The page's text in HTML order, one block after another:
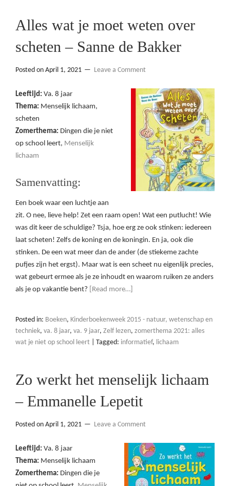
Alles wat je moet weten over
scheten – Sanne de Bakker
Posted on April 1, 2021 Leave a Comment
Leeftijd: Va. 8 jaar
Thema: Menselijk lichaam,
scheten
Zomerthema: Dingen die je niet
op school leert, Menselijk
lichaam
Samenvatting:
Een boek waar een luchtje aan
zit. O nee, lieve help! Zet een raam open! Wat een putlucht! Wie
was dit keer de schuldige? Tsja, hoe erg ze ook stinken: iedereen
laat scheten! Zelfs de koning en de koningin. En ja, ook die
stinken. De een wat meer dan de ander (de stiekeme zachte
pufjes zijn het ergst). Maar wat is een scheet nu eigenlijk precies,
wat gebeurt ermee als je ze inhoudt en waarom ruiken ze anders
als je op vakantie bent?
[Read more…]
Posted in: Boeken, Kinderboekenweek 2015 - natuur, wetenschap en
techniek, va. 8 jaar, va. 9 jaar, Zelf lezen, zomerthema 2021: alles
wat je niet op school leert
Tagged: informatief, lichaam
Zo werkt het menselijk lichaam
– Emmanelle Lepetit
Posted on April 1, 2021 Leave a Comment
Leeftijd: Va. 8 jaar
Thema: Menselijk lichaam
Zomerthema: Dingen die je